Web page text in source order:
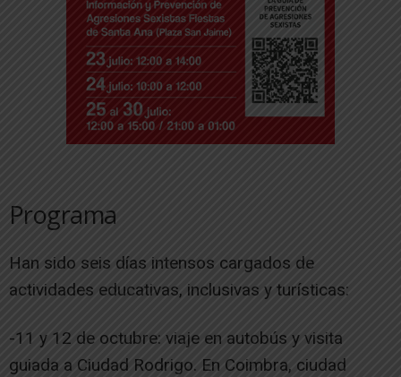
Programa
Han sido seis días intensos cargados de
actividades educativas, inclusivas y turísticas:
-11 y 12 de octubre: viaje en autobús y visita
guiada a Ciudad Rodrigo. En Coimbra, ciudad